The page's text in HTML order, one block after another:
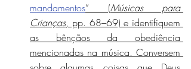
mandamentos” (Músicas para
Crianças, pp. 68–69) e identifiquem
as bênçãos da obediência
mencionadas na música. Conversem